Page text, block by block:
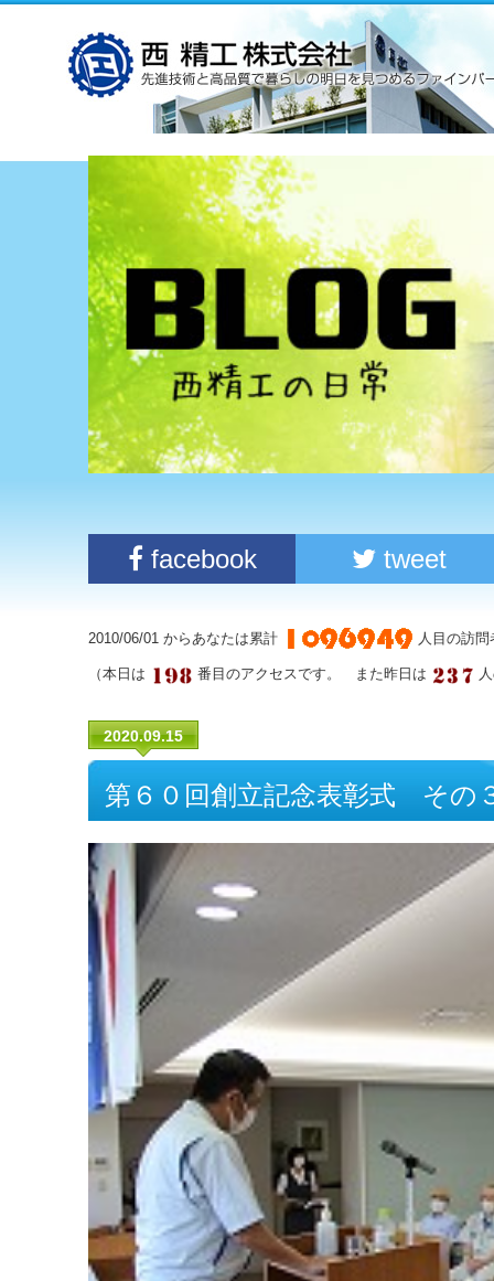
facebook tweet
2010/06/01 からあなたは累計 人目の訪
（本日は 番目のアクセスです。 また昨日は
2020.09.15
第６０回創立記念表彰式 その